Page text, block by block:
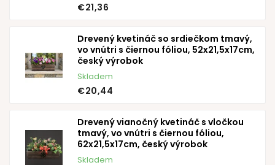
€21,36
Drevený kvetináč so srdiečkom tmavý,
vo vnútri s čiernou fóliou, 52x21,5x17cm,
český výrobok
Skladem
€20,44
Drevený vianočný kvetináč s vločkou
tmavý, vo vnútri s čiernou fóliou,
62x21,5x17cm, český výrobok
Skladem